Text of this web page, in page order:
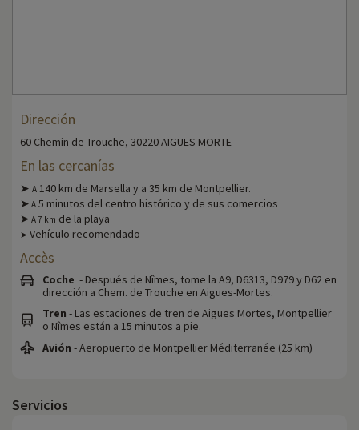
Dirección
60 Chemin de Trouche, 30220 AIGUES MORTE
En las cercanías
➤ A 140 km de Marsella y a 35 km de Montpellier.
➤ A 5 minutos del centro histórico y de sus comercios
➤ A7 km de la playa
➤ Vehículo recomendado
Accès
Coche - Después de Nîmes, tome la A9, D6313, D979 y D62 en
dirección a Chem. de Trouche en Aigues-Mortes.
Tren - Las estaciones de tren de Aigues Mortes, Montpellier
o Nîmes están a 15 minutos a pie.
Avión - Aeropuerto de Montpellier Méditerranée (25 km)
Servicios